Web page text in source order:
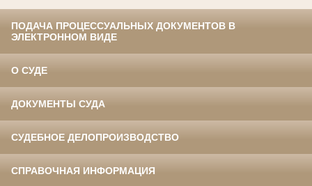
ПОДАЧА ПРОЦЕССУАЛЬНЫХ ДОКУМЕНТОВ В
ЭЛЕКТРОННОМ ВИДЕ
О СУДЕ
ДОКУМЕНТЫ СУДА
СУДЕБНОЕ ДЕЛОПРОИЗВОДСТВО
СПРАВОЧНАЯ ИНФОРМАЦИЯ